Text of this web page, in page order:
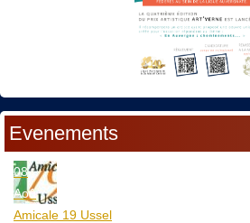
Evenements
08
Aoû
Amicale 19 Ussel